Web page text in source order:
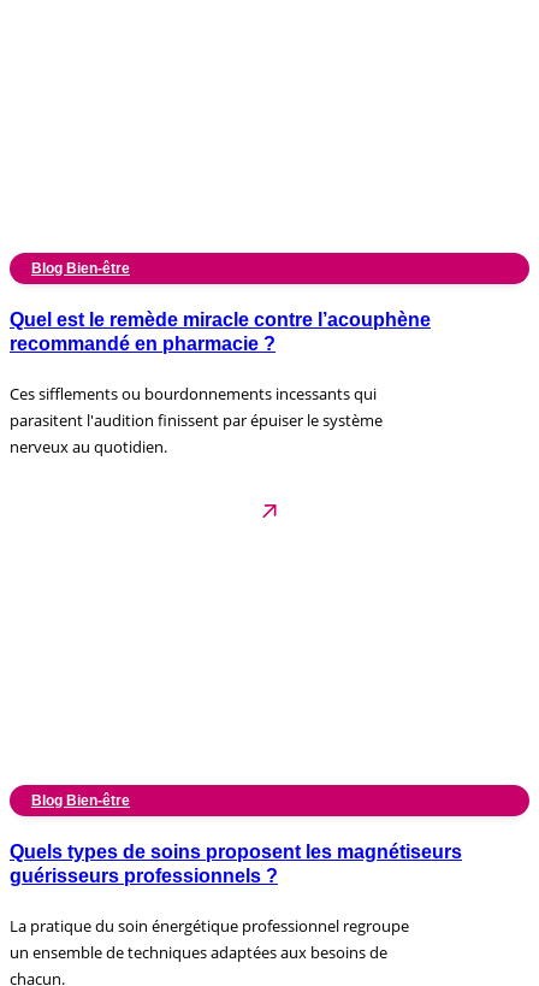
Blog Bien-être
Quel est le remède miracle contre l’acouphène
recommandé en pharmacie ?
Ces sifflements ou bourdonnements incessants qui
parasitent l'audition finissent par épuiser le système
nerveux au quotidien.
Blog Bien-être
Quels types de soins proposent les magnétiseurs
guérisseurs professionnels ?
La pratique du soin énergétique professionnel regroupe
un ensemble de techniques adaptées aux besoins de
chacun.